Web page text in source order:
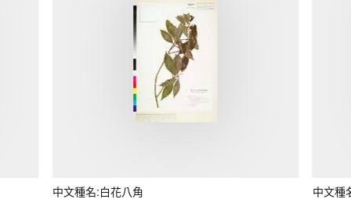
中文種名:白花八角 中文種